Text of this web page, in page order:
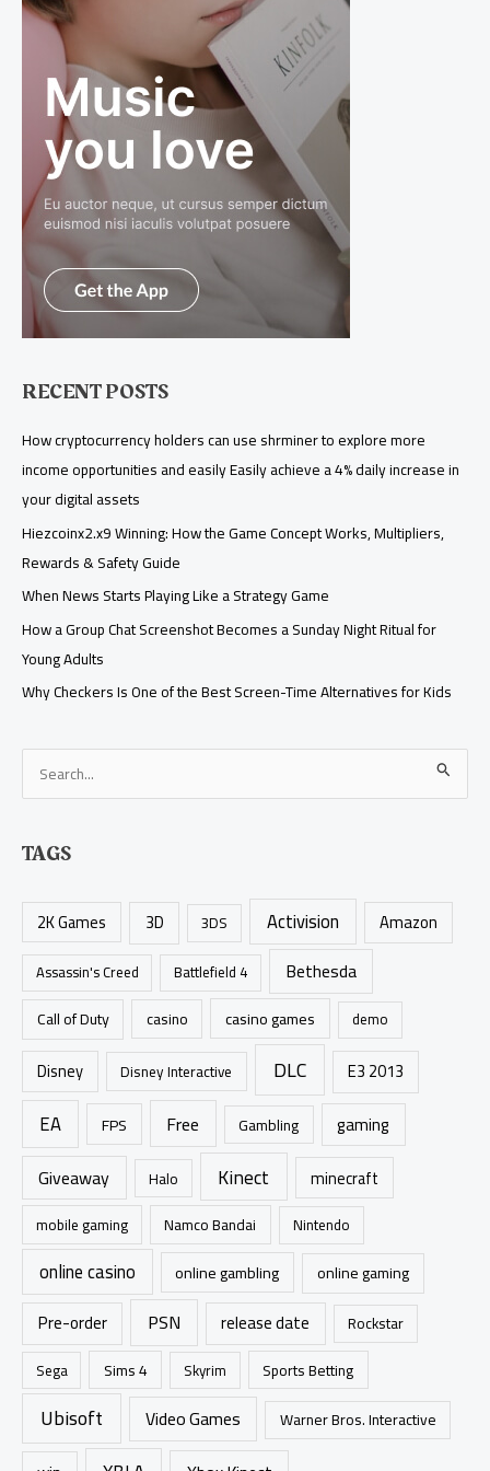
RECENT POSTS
How cryptocurrency holders can use shrminer to explore more
income opportunities and easily Easily achieve a 4% daily increase in
your digital assets
Hiezcoinx2.x9 Winning: How the Game Concept Works, Multipliers,
Rewards & Safety Guide
When News Starts Playing Like a Strategy Game
How a Group Chat Screenshot Becomes a Sunday Night Ritual for
Young Adults
Why Checkers Is One of the Best Screen-Time Alternatives for Kids
e
r
f
r
:
TAGS
2K Games 3D 3DS Activision Amazon
Assassin's Creed Battlefield 4 Bethesda
Call of Duty casino casino games demo
Disney Disney Interactive DLC E3 2013
EA FPS Free Gambling gaming
Giveaway Halo Kinect minecraft
mobile gaming Namco Bandai Nintendo
online casino online gambling online gaming
Pre-order PSN release date Rockstar
Sega Sims 4 Skyrim Sports Betting
Ubisoft Video Games Warner Bros. Interactive